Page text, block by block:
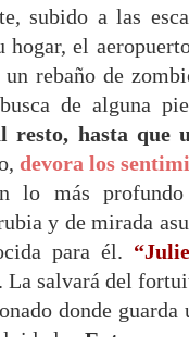
subido a las
hogar, el
rebaño de
de alguna
resto, hasta que
devora los
lo más
y de mirada
para él.
La salvará del
donde